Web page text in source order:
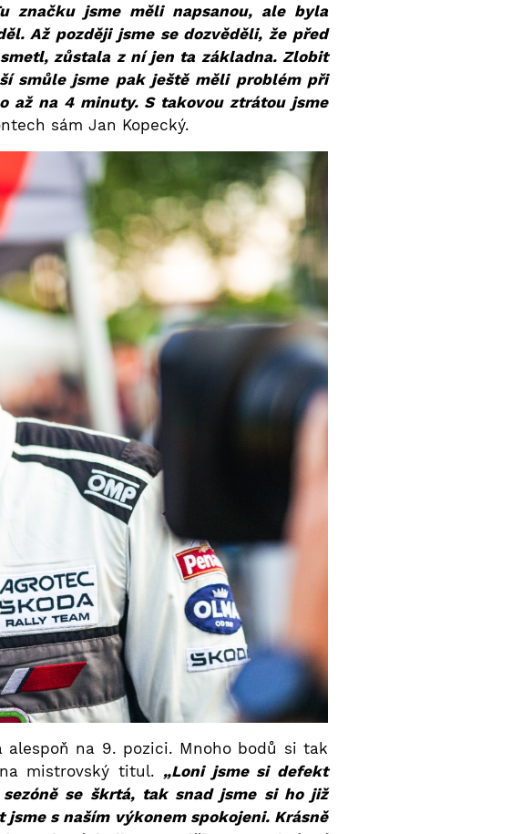
značku jsme měli napsanou, ale byla
Až později jsme se dozvěděli, že před
zůstala z ní jen ta základna. Zlobit
smůle jsme pak ještě měli problém při
až na 4 minuty. S takovou ztrátou jsme
sám Jan Kopecký.
alespoň na 9. pozici. Mnoho bodů si tak
mistrovský titul. „Loni jsme si defekt
se škrtá, tak snad jsme si ho již
jsme s naším výkonem spokojeni. Krásně